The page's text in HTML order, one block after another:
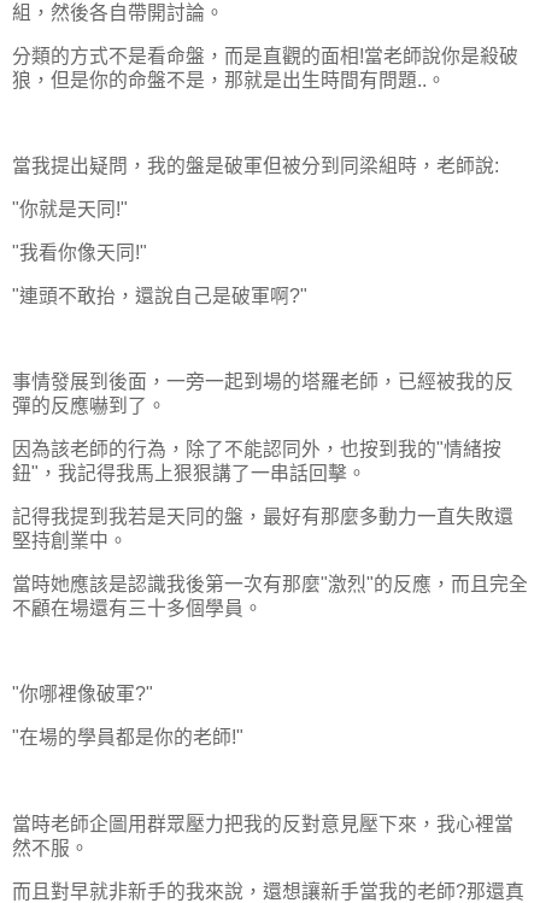
組，然後各自帶開討論。
分類的方式不是看命盤，而是直觀的面相!當老師說你是殺破
狼，但是你的命盤不是，那就是出生時間有問題..。
當我提出疑問，我的盤是破軍但被分到同梁組時，老師說:
"你就是天同!"
"我看你像天同!"
"連頭不敢抬，還說自己是破軍啊?"
事情發展到後面，一旁一起到場的塔羅老師，已經被我的反
彈的反應嚇到了。
因為該老師的行為，除了不能認同外，也按到我的"情緒按
鈕"，我記得我馬上狠狠講了一串話回擊。
記得我提到我若是天同的盤，最好有那麼多動力一直失敗還
堅持創業中。
當時她應該是認識我後第一次有那麼"激烈"的反應，而且完全
不顧在場還有三十多個學員。
"你哪裡像破軍?"
"在場的學員都是你的老師!"
當時老師企圖用群眾壓力把我的反對意見壓下來，我心裡當
然不服。
而且對早就非新手的我來說，還想讓新手當我的老師?那還真